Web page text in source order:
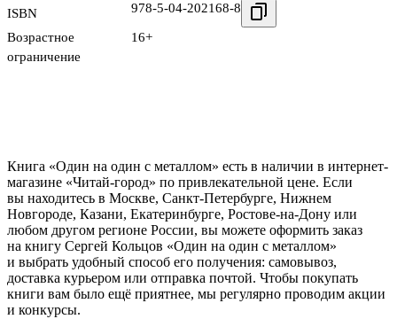
ISBN 978-5-04-202168-8
Возрастное
ограничение
16+
Книга «Один на один с металлом» есть в наличии в интернет-
магазине «Читай-город» по привлекательной цене. Если
вы находитесь в Москве, Санкт-Петербурге, Нижнем
Новгороде, Казани, Екатеринбурге, Ростове-на-Дону или
любом другом регионе России, вы можете оформить заказ
на книгу Сергей Кольцов «Один на один с металлом»
и выбрать удобный способ его получения: самовывоз,
доставка курьером или отправка почтой. Чтобы покупать
книги вам было ещё приятнее, мы регулярно проводим акции
и конкурсы.